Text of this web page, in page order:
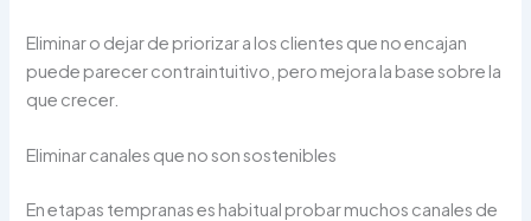
Eliminar o dejar de priorizar a los clientes que no encajan
puede parecer contraintuitivo, pero mejora la base sobre la
que crecer.
Eliminar canales que no son sostenibles
En etapas tempranas es habitual probar muchos canales de